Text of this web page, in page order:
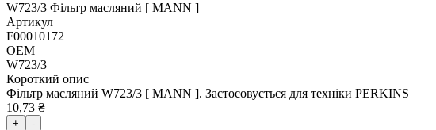
W723/3 Фільтр масляний [ MANN ]
Артикул
F00010172
OEM
W723/3
Короткий опис
Фільтр масляний W723/3 [ MANN ]. Застосовується для техніки PERKINS
10,73 ₴
+ -